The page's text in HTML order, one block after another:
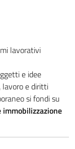
lavorativi
e idee
e diritti
si fondi su